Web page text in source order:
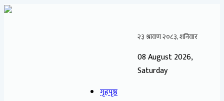
08 August 2026,
Saturday
गृहपृष्ठ